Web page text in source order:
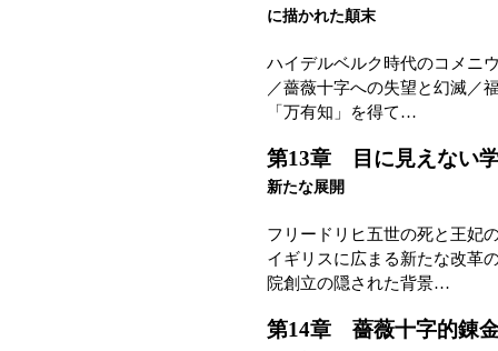
に描かれた顛末
ハイデルベルク時代のコメニ
／薔薇十字への失望と幻滅／
「万有知」を得て…
第13章 目に見えない
新たな展開
フリードリヒ五世の死と王妃
イギリスに広まる新たな改革
院創立の隠された背景…
第14章 薔薇十字的錬